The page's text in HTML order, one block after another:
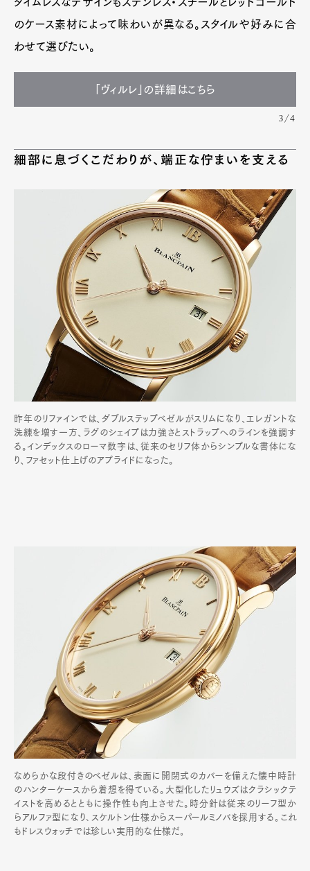
のケース素材によって味わいが異なる。スタイルや好みに合
わせて選びたい。
「ヴィルレ」の詳細はこちら
3/4
細部に息づくこだわりが、端正な佇まいを支える
昨年のリファインでは、ダブルステップベゼルがスリムになり、エレガントな
洗練を増す一方、ラグのシェイプは力強さとストラップへのラインを強調す
る。インデックスのローマ数字は、従来のセリフ体からシンプルな書体にな
り、ファセット仕上げのアプライドになった。
なめらかな段付きのベゼルは、表面に開閉式のカバーを備えた懐中時計
のハンターケースから着想を得ている。大型化したリュウズはクラシックテ
イストを高めるとともに操作性も向上させた。時分針は従来のリーフ型か
らアルファ型になり､スケルトン仕様からスーパールミノバを採用する｡これ
もドレスウォッチでは珍しい実用的な仕様だ｡